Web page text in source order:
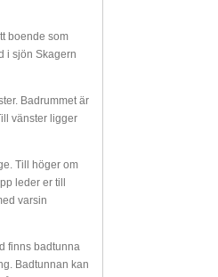
boende som
i sjön Skagern
Badrummet är
vänster ligger
Till höger om
leder er till
varsin
finns badtunna
Badtunnan kan